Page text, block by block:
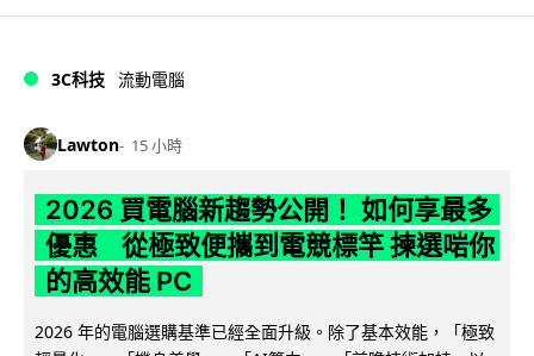
3C科技 流動電腦
Lawton 15 小時
2026 買電腦新趨勢公開！ 如何享最多
優惠 從極致便攜到電競標竿 揀選啱你
的高效能 PC
2026 年的電腦選購基準已經全面升級。除了基本效能，「極致